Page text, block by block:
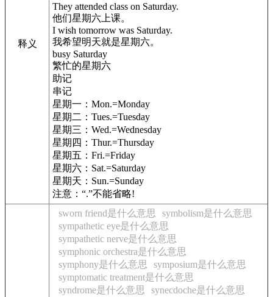
释义
They attended class on Saturday.
他们星期六上课。
I wish tomorrow was Saturday.
我希望明天就是星期六。
busy Saturday
繁忙的星期六
助记
串记
星期一：Mon.=Monday
星期二：Tues.=Tuesday
星期三：Wed.=Wednesday
星期四：Thur.=Thursday
星期五：Fri.=Friday
星期六：Sat.=Saturday
星期天：Sun.=Sunday
注意：“.”不能省略!
sworn friend是什么意思
symbolism是什么意思
sympathetic eye是什么意思
sympathetic nerve是什么意思
symphonic orchestra是什么意思
symphony是什么意思
symposium是什么意思
symptomatic treatment是什么意思
syndrome是什么意思
synecdoche是什么意思